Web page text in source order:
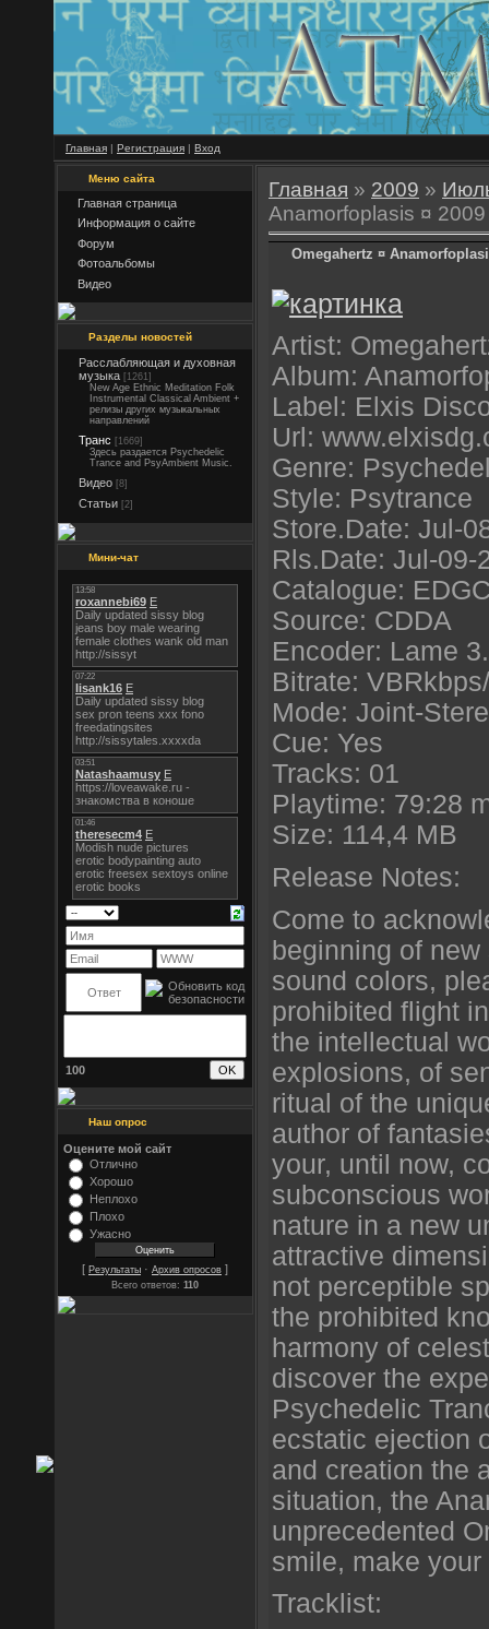
Главная | Регистрация | Вход
Меню сайта
Главная страница
Информация о сайте
Форум
Фотоальбомы
Видео
Разделы новостей
Расслабляющая и духовная
музыка [1261]
New Age Ethnic Meditation Folk
Instrumental Classical Ambient +
релизы других музыкальных
направлений
Транс [1669]
Здесь раздается Psychedelic
Trance and PsyAmbient Music.
Видео [8]
Статьи [2]
Мини-чат
100
Наш опрос
Оцените мой сайт
Отлично
Хорошо
Неплохо
Плохо
Ужасно
[ Результаты · Архив опросов ]
Всего ответов: 110
Главная » 2009 »
Anamorfoplasis ¤ 2009
Omegahertz ¤
Artist:
Album:
Label: Elxis
Url:
Genre:
Style: Psytrance
Store.Date: Jul-
Rls.Date: Jul-09-
Catalogue:
Source: CDDA
Encoder: Lame
Bitrate:
Mode: Joint-
Cue: Yes
Tracks: 01
Playtime: 79:28
Size: 114,4 MB
Release Notes:
Come to
beginning of
sound colors,
prohibited flight
the intellectual
explosions, of
ritual of the
author of
your, until now,
subconscious
nature in a new
attractive
not perceptible
the prohibited
harmony of
discover the
Psychedelic
ecstatic ejection
and creation the
situation, the
unprecedented
smile, make
Tracklist: